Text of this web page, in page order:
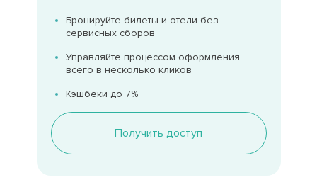
Бронируйте билеты и отели без
сервисных сборов
Управляйте процессом оформления
всего в несколько кликов
Кэшбеки до 7%
Получить доступ